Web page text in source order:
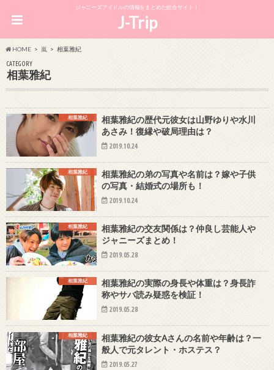
ジャニーズアイドルの情報をまとめた総合サイト！
J-Trip
HOME 嵐 相葉雅紀
CATEGORY
相葉雅紀
相葉雅紀
相葉雅紀の歴代元彼女は山野ゆりや水川
あさみ！復縁や破局理由は？
2019.10.24
相葉雅紀
相葉雅紀の弟の写真や名前は？嫁や子供
の写真・結婚式の場所も！
2019.10.24
相葉雅紀
相葉雅紀の交友関係は？仲良し芸能人や
ジャニーズまとめ！
2019.05.28
相葉雅紀
相葉雅紀の実際の身長や体重は？身長詐
称やサバ読み疑惑を検証！
2019.05.28
相葉雅紀
相葉雅紀の彼女Aさんの名前や年齢は？一
般人で元タレント・ホステス？
2019.05.27